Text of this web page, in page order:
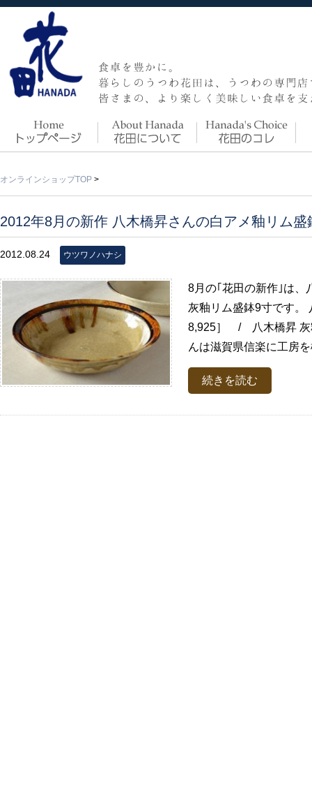
オンラインショップTOP >
2012年8月の新作 八木橋昇さんの白アメ釉リム
2012.08.24 ウツワノハナシ
8月の｢花田の新作｣は、
灰釉リム盛鉢9寸です。
8,925］ / 八木橋昇 灰
んは滋賀県信楽に工房
続きを読む